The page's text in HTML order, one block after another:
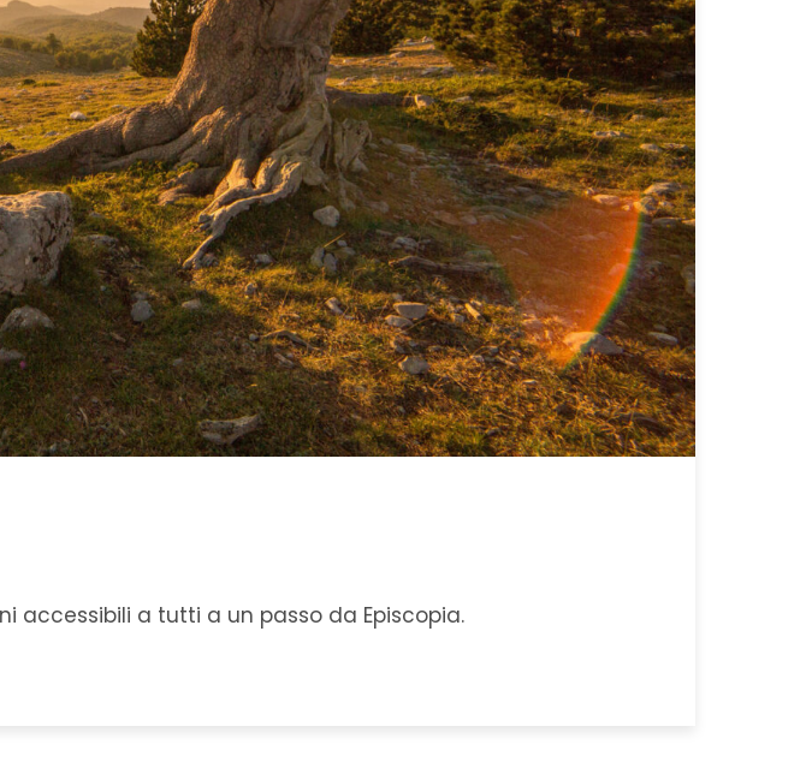
accessibili a tutti a un passo da Episcopia.